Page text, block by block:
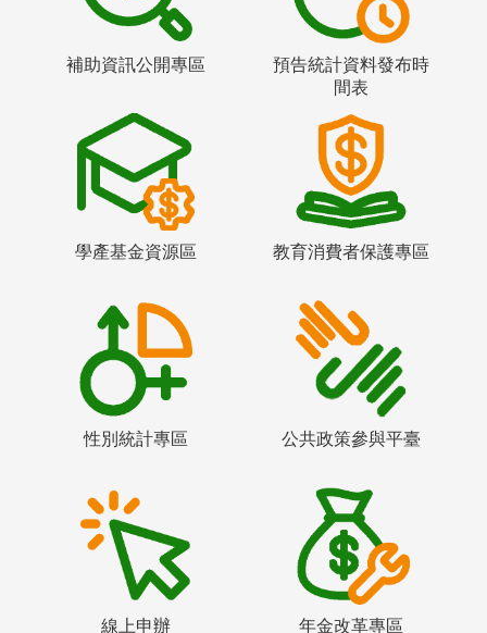
補助資訊公開專區
預告統計資料發布時
間表
學產基金資源區 教育消費者保護專區
性別統計專區 公共政策參與平臺
線上申辦 年金改革專區